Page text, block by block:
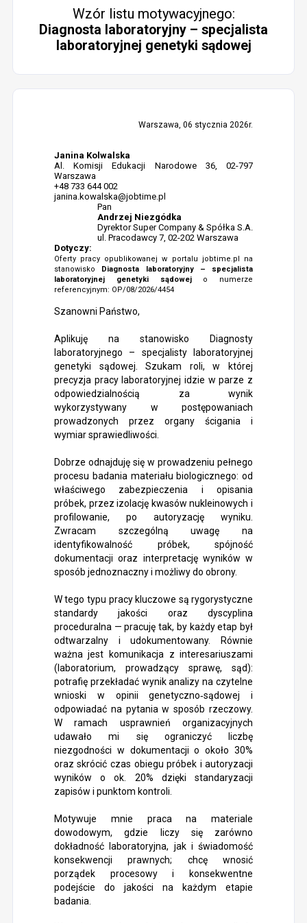
Wzór listu motywacyjnego:
Diagnosta laboratoryjny – specjalista
laboratoryjnej genetyki sądowej
Warszawa, 06 stycznia 2026r.
Janina Kolwalska
Al. Komisji Edukacji Narodowe 36, 02-797
Warszawa
+48 733 644 002
janina.kowalska@jobtime.pl
Pan
Andrzej Niezgódka
Dyrektor Super Company & Spółka S.A.
ul. Pracodawcy 7, 02-202 Warszawa
Dotyczy:
Oferty pracy opublikowanej w portalu jobtime.pl na
stanowisko Diagnosta laboratoryjny – specjalista
laboratoryjnej genetyki sądowejo numerze
referencyjnym: OP/08/2026/4454
Szanowni Państwo,
Aplikuję na stanowisko Diagnosty
laboratoryjnego – specjalisty laboratoryjnej
genetyki sądowej. Szukam roli, w której
precyzja pracy laboratoryjnej idzie w parze z
odpowiedzialnością za wynik
wykorzystywany w postępowaniach
prowadzonych przez organy ścigania i
wymiar sprawiedliwości.
Dobrze odnajduję się w prowadzeniu pełnego
procesu badania materiału biologicznego: od
właściwego zabezpieczenia i opisania
próbek, przez izolację kwasów nukleinowych i
profilowanie, po autoryzację wyniku.
Zwracam szczególną uwagę na
identyfikowalność próbek, spójność
dokumentacji oraz interpretację wyników w
sposób jednoznaczny i możliwy do obrony.
W tego typu pracy kluczowe są rygorystyczne
standardy jakości oraz dyscyplina
proceduralna — pracuję tak, by każdy etap był
odtwarzalny i udokumentowany. Równie
ważna jest komunikacja z interesariuszami
(laboratorium, prowadzący sprawę, sąd):
potrafię przekładać wynik analizy na czytelne
wnioski w opinii genetyczno‑sądowej i
odpowiadać na pytania w sposób rzeczowy.
W ramach usprawnień organizacyjnych
udawało mi się ograniczyć liczbę
niezgodności w dokumentacji o około 30%
oraz skrócić czas obiegu próbek i autoryzacji
wyników o ok. 20% dzięki standaryzacji
zapisów i punktom kontroli.
Motywuje mnie praca na materiale
dowodowym, gdzie liczy się zarówno
dokładność laboratoryjna, jak i świadomość
konsekwencji prawnych; chcę wnosić
porządek procesowy i konsekwentne
podejście do jakości na każdym etapie
badania.